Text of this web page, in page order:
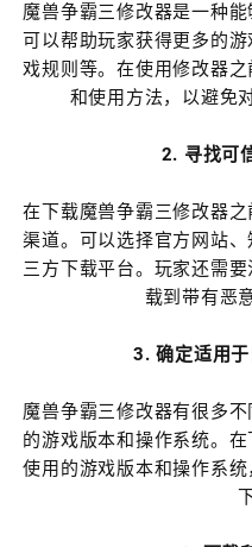
魔兽争霸三修改器是一种
可以帮助玩家获得更多的
戏规则等。在使用修改器
和使用方法，以避免
2. 寻找可
在下载魔兽争霸三修改器
渠道。可以选择官方网站
三方下载平台。玩家还需
载到带有恶
3. 确定适用
魔兽争霸三修改器有很多
的游戏版本和操作系统。
使用的游戏版本和操作系